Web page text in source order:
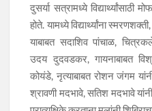
दुसर्या सत्रामध्ये
होते. यामध्ये विद्यार्थ्यांना
याबाबत सदाशिव पांचाळ,
उदय दुदवडकर, गायनाबाबत
कोयंडे, नृत्याबाबत रोशन जंगम
श्रावणी मदभावे, सतिश मदभावे